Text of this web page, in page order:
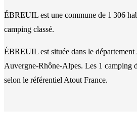
ÉBREUIL est une commune de 1 306
camping classé.
ÉBREUIL est située dans le département
Auvergne-Rhône-Alpes. Les 1 camping
selon le référentiel Atout France.